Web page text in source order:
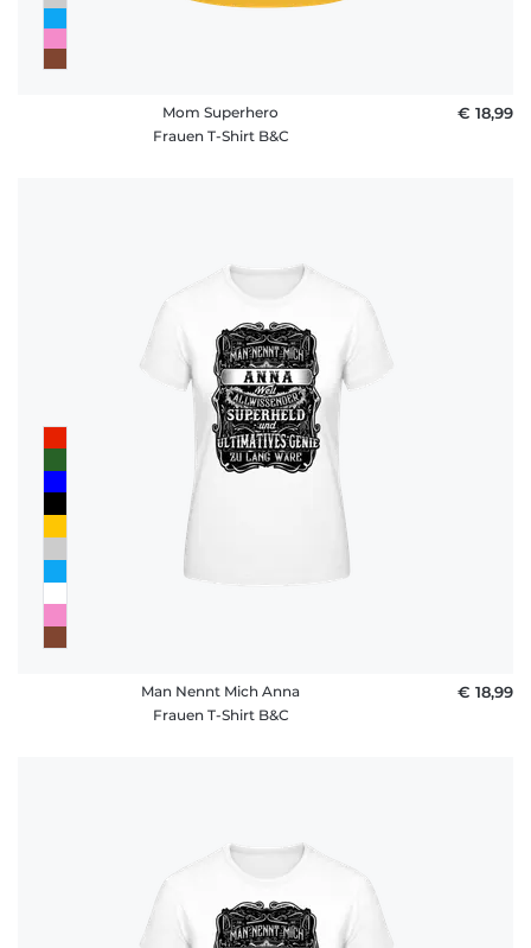
Mom Superhero
Frauen T-Shirt B&C
€ 18,99
Man Nennt Mich Anna
Frauen T-Shirt B&C
€ 18,99